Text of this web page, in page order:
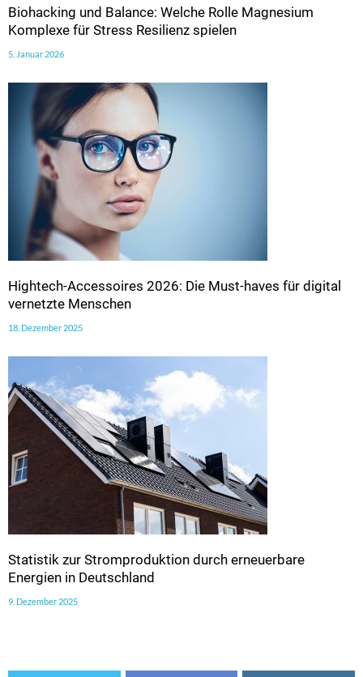
Biohacking und Balance: Welche Rolle Magnesium
Komplexe für Stress Resilienz spielen
5. Januar 2026
Hightech-Accessoires 2026: Die Must-haves für digital
vernetzte Menschen
18. Dezember 2025
Statistik zur Stromproduktion durch erneuerbare
Energien in Deutschland
9. Dezember 2025